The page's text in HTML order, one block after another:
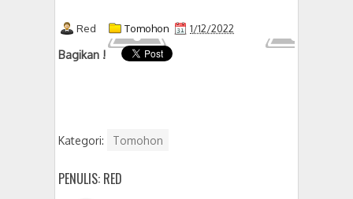
Red Tomohon 1/12/2022
Bagikan !
Kategori: Tomohon
PENULIS: RED